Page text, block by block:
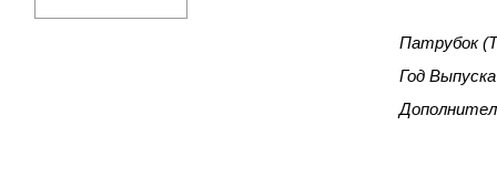
Патрубок
Год Выпуска